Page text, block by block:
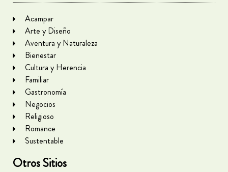
Acampar
Arte y Diseño
Aventura y Naturaleza
Bienestar
Cultura y Herencia
Familiar
Gastronomía
Negocios
Religioso
Romance
Sustentable
Otros Sitios